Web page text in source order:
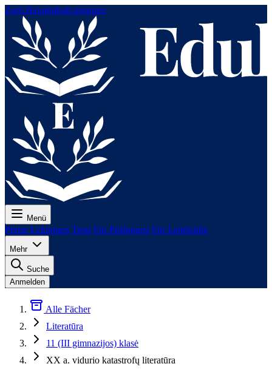
Zum Hauptinhalt springen
Menü
Preise Lektionen Tests Für Prüfungen Für Lehrkräfte
Mehr
Suche
Anmelden
Alle Fächer
Literatūra
11 (III gimnazijos) klasė
XX a. vidurio katastrofų literatūra